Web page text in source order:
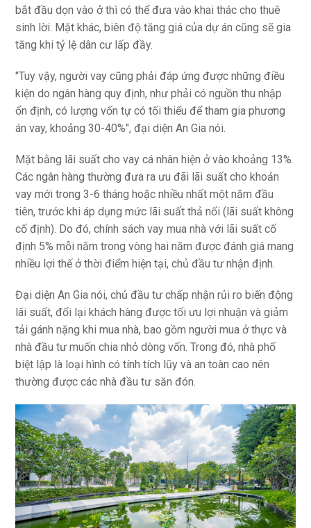
bắt đầu dọn vào ở thì có thể đưa vào khai thác cho thuê
sinh lời. Mặt khác, biên độ tăng giá của dự án cũng sẽ gia
tăng khi tỷ lệ dân cư lấp đầy.
"Tuy vậy, người vay cũng phải đáp ứng được những điều
kiện do ngân hàng quy định, như phải có nguồn thu nhập
ổn định, có lượng vốn tự có tối thiểu để tham gia phương
án vay, khoảng 30-40%", đại diện An Gia nói.
Mặt bằng lãi suất cho vay cá nhân hiện ở vào khoảng 13%.
Các ngân hàng thường đưa ra ưu đãi lãi suất cho khoản
vay mới trong 3-6 tháng hoặc nhiều nhất một năm đầu
tiên, trước khi áp dụng mức lãi suất thả nổi (lãi suất không
cố định). Do đó, chính sách vay mua nhà với lãi suất cố
định 5% mỗi năm trong vòng hai năm được đánh giá mang
nhiều lợi thế ở thời điểm hiện tại, chủ đầu tư nhận định.
Đại diện An Gia nói, chủ đầu tư chấp nhận rủi ro biến động
lãi suất, đổi lại khách hàng được tối ưu lợi nhuận và giảm
tải gánh nặng khi mua nhà, bao gồm người mua ở thực và
nhà đầu tư muốn chia nhỏ dòng vốn. Trong đó, nhà phố
biệt lập là loại hình có tính tích lũy và an toàn cao nên
thường được các nhà đầu tư săn đón.